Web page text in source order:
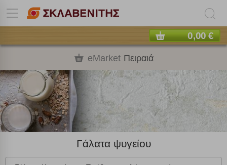
0,00 €
eMarket Πειραιά
Γάλατα ψυγείου